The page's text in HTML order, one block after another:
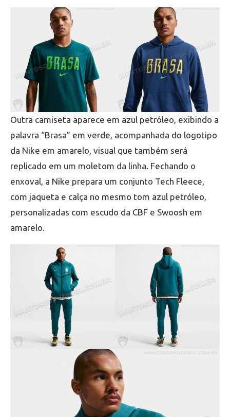
Outra camiseta aparece em azul petróleo, exibindo a
palavra “Brasa” em verde, acompanhada do logotipo
da Nike em amarelo, visual que também será
replicado em um moletom da linha. Fechando o
enxoval, a Nike prepara um conjunto Tech Fleece,
com jaqueta e calça no mesmo tom azul petróleo,
personalizadas com escudo da CBF e Swoosh em
amarelo.